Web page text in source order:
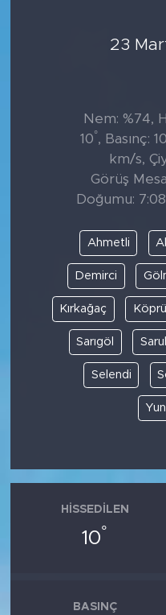
23
Nem: %74,
10°, Basınç:
km/s,
Görüş
Doğumu:
Ahmetli
Demirci
Kırkağaç
Sarıgöl
Selendi
HISSEDILEN
10°
BASINÇ
Foto Şaka
Politika